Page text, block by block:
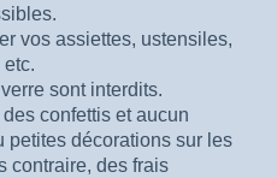
vos assiettes, ustensiles,
sont interdits.
confettis et aucun
petites décorations sur les
contraire, des frais